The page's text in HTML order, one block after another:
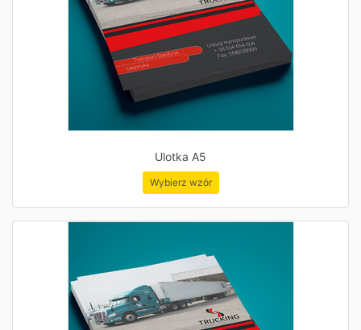
Ulotka A5
Wybierz wzór